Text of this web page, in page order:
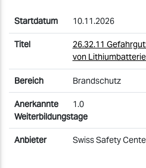
10.11.2026
26.32.11
von
Brandschutz
1.0
Swiss Safety